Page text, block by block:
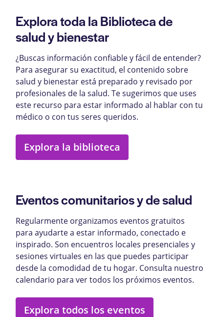
Explora toda la Biblioteca de
salud y bienestar
¿Buscas información confiable y fácil de entender?
Para asegurar su exactitud, el contenido sobre
salud y bienestar está preparado y revisado por
profesionales de la salud. Te sugerimos que uses
este recurso para estar informado al hablar con tu
médico o con tus seres queridos.
Explora la biblioteca
Eventos comunitarios y de salud
Regularmente organizamos eventos gratuitos
para ayudarte a estar informado, conectado e
inspirado. Son encuentros locales presenciales y
sesiones virtuales en las que puedes participar
desde la comodidad de tu hogar. Consulta nuestro
calendario para ver todos los próximos eventos.
Explora todos los eventos